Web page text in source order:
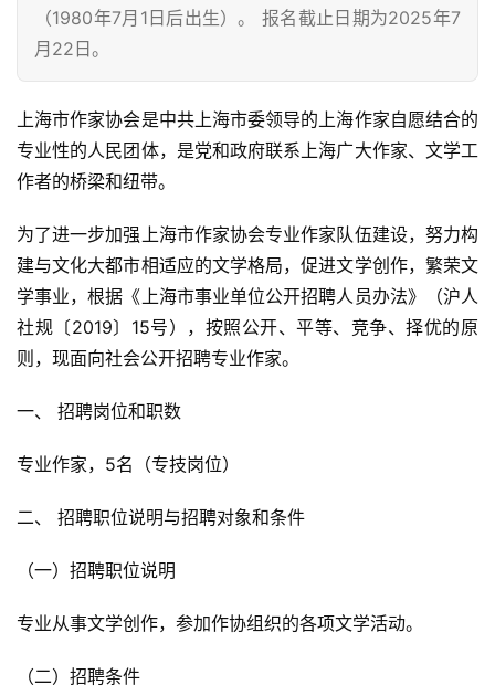
（1980年7月1日后出生）。 报名截止日期为2025年7
月22日。
上海市作家协会是中共上海市委领导的上海作家自愿结合的
专业性的人民团体，是党和政府联系上海广大作家、文学工
作者的桥梁和纽带。
为了进一步加强上海市作家协会专业作家队伍建设，努力构
建与文化大都市相适应的文学格局，促进文学创作，繁荣文
学事业，根据《上海市事业单位公开招聘人员办法》（沪人
社规〔2019〕15号），按照公开、平等、竞争、择优的原
则，现面向社会公开招聘专业作家。
一、 招聘岗位和职数
专业作家，5名（专技岗位）
二、 招聘职位说明与招聘对象和条件
（一）招聘职位说明
专业从事文学创作，参加作协组织的各项文学活动。
（二）招聘条件